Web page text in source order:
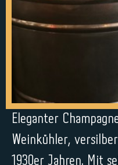
Eleganter
Weinkühler,
1930er Jahren. Mit